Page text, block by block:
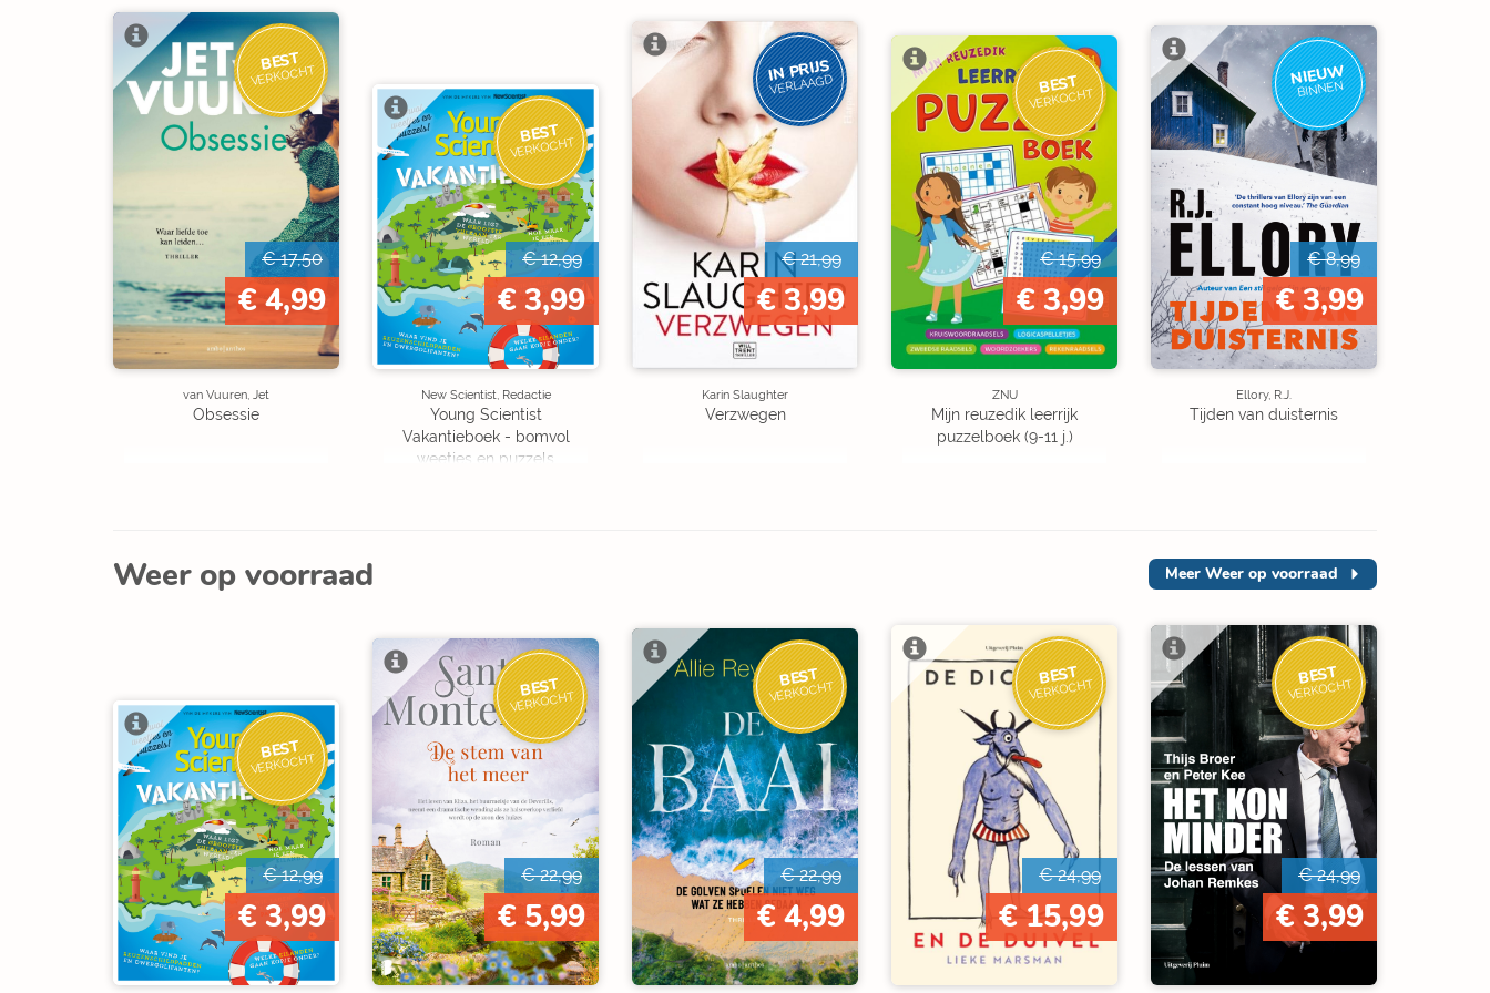
BEST
VERKOCHT
€ 17,50
€ 4,99
van Vuuren, Jet
Obsessie
BEST
VERKOCHT
€ 12,99
€ 3,99
New Scientist, Redactie
Young Scientist
Vakantieboek - bomvol
weetjes en puzzels
IN PRIJS
VERLAAGD
€ 21,99
€ 3,99
Karin Slaughter
Verzwegen
BEST
VERKOCHT
€ 15,99
€ 3,99
ZNU
Mijn reuzedik leerrijk
puzzelboek (9-11 j.)
NIEUW
BINNEN
€ 8,99
€ 3,99
Ellory, R.J.
Tijden van duisternis
Weer op voorraad Meer Weer op voorraad
BEST
VERKOCHT
€ 12,99
€ 3,99
BEST
VERKOCHT
€ 22,99
€ 5,99
BEST
VERKOCHT
€ 22,99
€ 4,99
BEST
VERKOCHT
€ 24,99
€ 15,99
BEST
VERKOCHT
€ 24,99
€ 3,99